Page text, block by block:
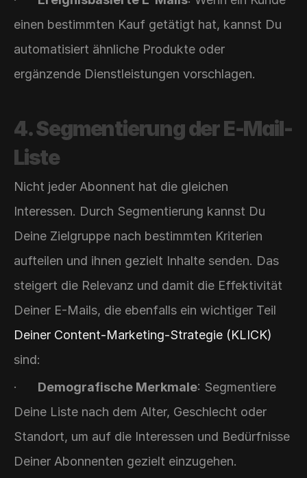
einen bestimmten Kauf getätigt hat, kannst Du
automatisiert ähnliche Produkte oder
ergänzende Dienstleistungen vorschlagen.
4. Segmentierung der E-Mail-
Liste
Nicht jeder Abonnent hat die gleichen
Interessen. Durch Segmentierung kannst Du
Deine Zielgruppe nach bestimmten Kriterien
aufteilen und ihnen gezielt Inhalte senden. Das
steigert die Relevanz und damit die Effektivität
Deiner Content-Marketing-Strategie (KLICK)
sind:
· Demografische Merkmale: Segmentiere
Deine Liste nach dem Alter, Geschlecht oder
Standort, um auf die Interessen und Bedürfnisse
Deiner Abonnenten gezielt einzugehen.